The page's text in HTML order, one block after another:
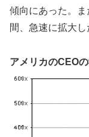
傾向にあった。
間、急速に拡大し
アメリカのCEO